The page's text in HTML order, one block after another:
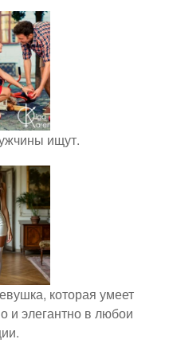
ищут.
которая умеет
и элегантно в любои